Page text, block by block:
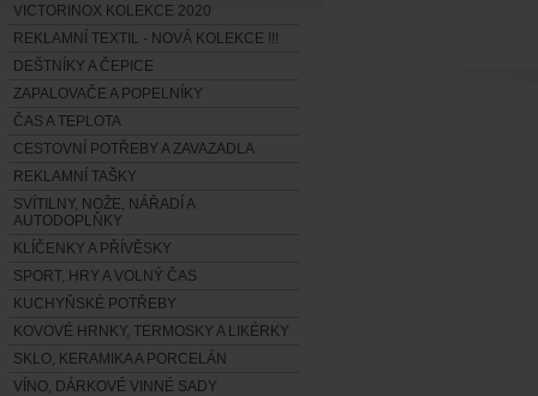
VICTORINOX KOLEKCE 2020
REKLAMNÍ TEXTIL - NOVÁ KOLEKCE !!!
DEŠTNÍKY A ČEPICE
ZAPALOVAČE A POPELNÍKY
ČAS A TEPLOTA
CESTOVNÍ POTŘEBY A ZAVAZADLA
REKLAMNÍ TAŠKY
SVÍTILNY, NOŽE, NÁŘADÍ A
AUTODOPLŇKY
KLÍČENKY A PŘÍVĚSKY
SPORT, HRY A VOLNÝ ČAS
KUCHYŇSKÉ POTŘEBY
KOVOVÉ HRNKY, TERMOSKY A LIKÉRKY
SKLO, KERAMIKA A PORCELÁN
VÍNO, DÁRKOVÉ VINNÉ SADY